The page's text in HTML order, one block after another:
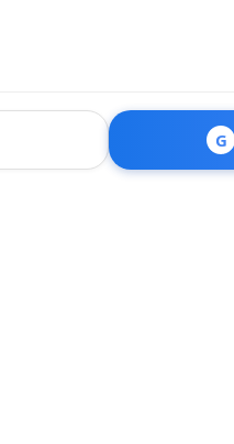
G